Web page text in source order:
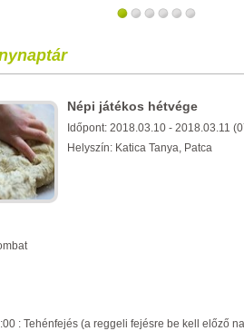
Népi játékos hétvége
Időpont: 2018.03.10 - 2018.03.11
Helyszín: Katica Tanya, Patca
: Tehénfejés (a reggeli fejésre be kell előző